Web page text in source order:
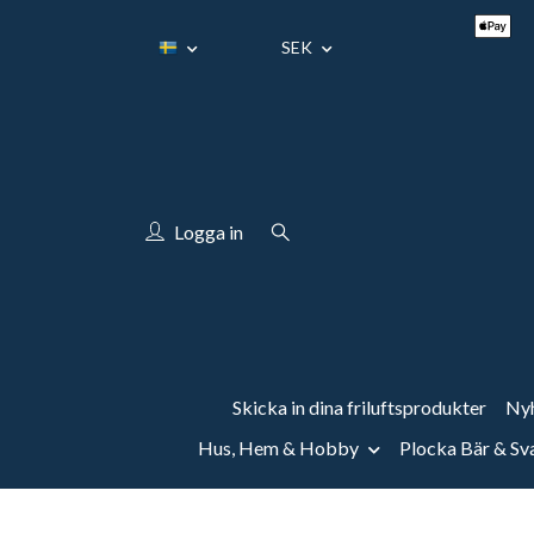
SEK
Logga in
Skicka in dina friluftsprodukter
Hus, Hem & Hobby
Plocka Bär &